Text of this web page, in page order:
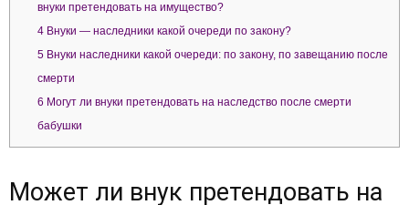
внуки претендовать на имущество?
4 Внуки — наследники какой очереди по закону?
5 Внуки наследники какой очереди: по закону, по завещанию после
смерти
6 Могут ли внуки претендовать на наследство после смерти
бабушки
Может ли внук претендовать на